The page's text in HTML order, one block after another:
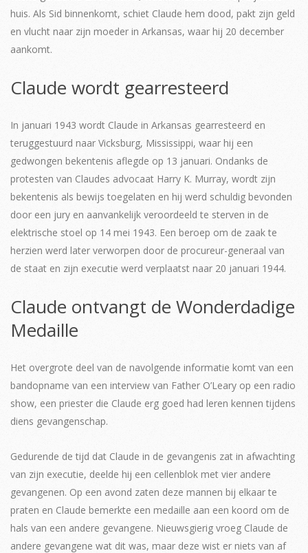
huis. Als Sid binnenkomt, schiet Claude hem dood, pakt zijn geld
en vlucht naar zijn moeder in Arkansas, waar hij 20 december
aankomt.
Claude wordt gearresteerd
In januari 1943 wordt Claude in Arkansas gearresteerd en
teruggestuurd naar Vicksburg, Mississippi, waar hij een
gedwongen bekentenis aflegde op 13 januari. Ondanks de
protesten van Claudes advocaat Harry K. Murray, wordt zijn
bekentenis als bewijs toegelaten en hij werd schuldig bevonden
door een jury en aanvankelijk veroordeeld te sterven in de
elektrische stoel op 14 mei 1943. Een beroep om de zaak te
herzien werd later verworpen door de procureur-generaal van
de staat en zijn executie werd verplaatst naar 20 januari 1944.
Claude ontvangt de Wonderdadige
Medaille
Het overgrote deel van de navolgende informatie komt van een
bandopname van een interview van Father O’Leary op een radio
show, een priester die Claude erg goed had leren kennen tijdens
diens gevangenschap.
Gedurende de tijd dat Claude in de gevangenis zat in afwachting
van zijn executie, deelde hij een cellenblok met vier andere
gevangenen. Op een avond zaten deze mannen bij elkaar te
praten en Claude bemerkte een medaille aan een koord om de
hals van een andere gevangene. Nieuwsgierig vroeg Claude de
andere gevangene wat dit was, maar deze wist er niets van af